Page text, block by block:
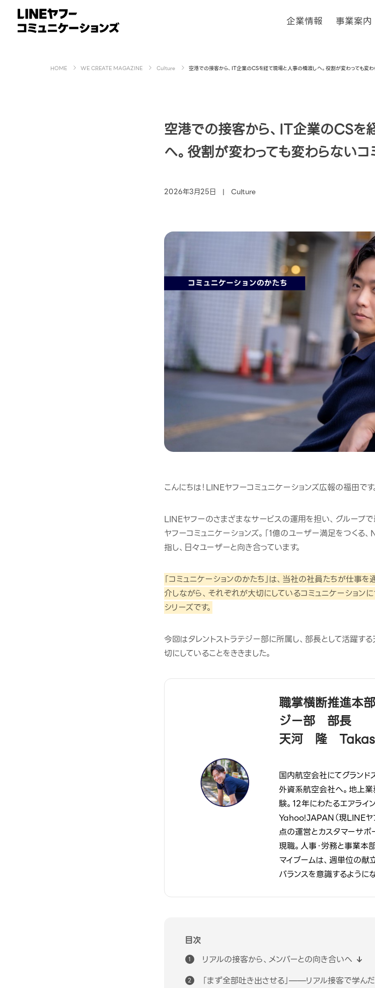
企業情報 事業案内
HOME WE CREATE MAGAZINE Culture 空港での接客から、IT企業のCSを経て現場と人事の橋渡しへ。役割が変わっても変わ
空港での接客から、IT企業のCSを
へ。役割が変わっても変わらないコ
2026年3月25日 | Culture
こんにちは！LINEヤフーコミュニケーションズ広報の福田です
LINEヤフーのさまざまなサービスの運用を担い、グループ
ヤフーコミュニケーションズ。「1億のユーザー満足をつくる
指し、日々ユーザーと向き合っています。
「コミュニケーションのかたち」は、当社の社員たちが仕事を
介しながら、それぞれが大切にしているコミュニケーション
シリーズです。
今回はタレントストラテジー部に所属し、部長として活躍す
切にしていることをききました。
職掌横断推進本
ジー部 部長
天河 隆
国内航空会社にてグランド
外資系航空会社へ。地上
験。12年にわたるエアライ
Yahoo!JAPAN（現LINEヤ
点の運営とカスタマーサ
現職。人事・労務と事業本
マイブームは、週単位の献
バランスを意識するように
目次
リアルの接客から、メンバーとの向き合いへ
「まず全部吐き出させる」——リアル接客で学ん